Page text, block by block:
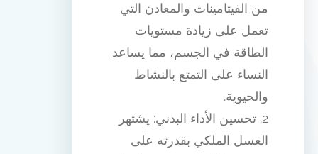
من الفيتامينات والمعادن التي
تعمل على زيادة مستويات
الطاقة في الجسم، مما يساعد
النساء على التمتع بالنشاط
والحيوية.
2. تحسين الأداء البدني: يشتهر
العسل الملكي بقدرته على